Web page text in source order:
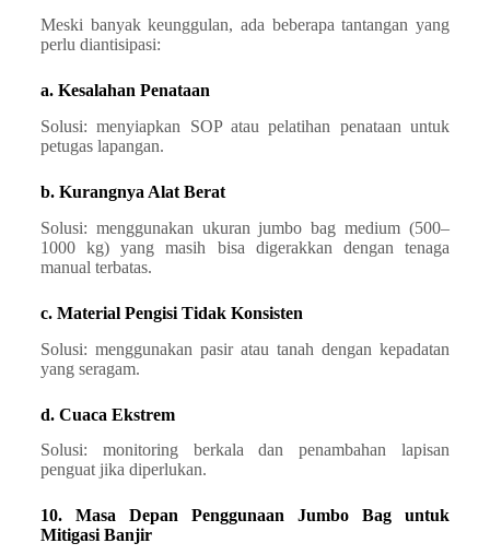
Meski banyak keunggulan, ada beberapa tantangan yang
perlu diantisipasi:
a. Kesalahan Penataan
Solusi: menyiapkan SOP atau pelatihan penataan untuk
petugas lapangan.
b. Kurangnya Alat Berat
Solusi: menggunakan ukuran jumbo bag medium (500–
1000 kg) yang masih bisa digerakkan dengan tenaga
manual terbatas.
c. Material Pengisi Tidak Konsisten
Solusi: menggunakan pasir atau tanah dengan kepadatan
yang seragam.
d. Cuaca Ekstrem
Solusi: monitoring berkala dan penambahan lapisan
penguat jika diperlukan.
10. Masa Depan Penggunaan Jumbo Bag untuk
Mitigasi Banjir